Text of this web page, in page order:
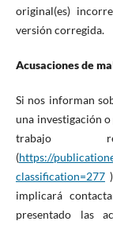
original(es)
versión corregida.
Acusaciones de
Si nos informan
una investigación
trabajo
(https://
classification=277
implicará
presentado las